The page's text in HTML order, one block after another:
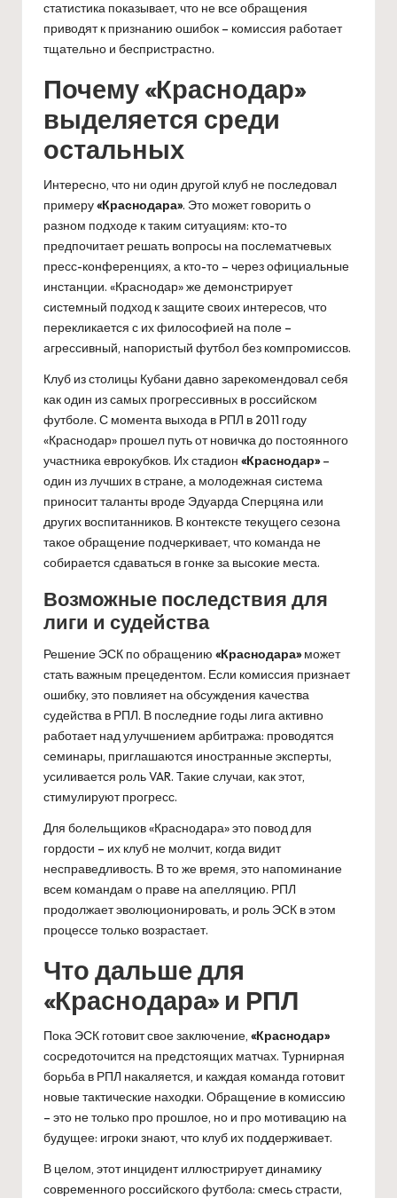
статистика показывает, что не все обращения
приводят к признанию ошибок – комиссия работает
тщательно и беспристрастно.
Почему «Краснодар»
выделяется среди
остальных
Интересно, что ни один другой клуб не последовал
примеру«Краснодара». Это может говорить о
разном подходе к таким ситуациям: кто-то
предпочитает решать вопросы на послематчевых
пресс-конференциях, а кто-то – через официальные
инстанции. «Краснодар» же демонстрирует
системный подход к защите своих интересов, что
перекликается с их философией на поле –
агрессивный, напористый футбол без компромиссов.
Клуб из столицы Кубани давно зарекомендовал себя
как один из самых прогрессивных в российском
футболе. С момента выхода в РПЛ в 2011 году
«Краснодар» прошел путь от новичка до постоянного
участника еврокубков. Их стадион «Краснодар»–
один из лучших в стране, а молодежная система
приносит таланты вроде Эдуарда Сперцяна или
других воспитанников. В контексте текущего сезона
такое обращение подчеркивает, что команда не
собирается сдаваться в гонке за высокие места.
Возможные последствия для
лиги и судейства
Решение ЭСК по обращению «Краснодара»может
стать важным прецедентом. Если комиссия признает
ошибку, это повлияет на обсуждения качества
судейства в РПЛ. В последние годы лига активно
работает над улучшением арбитража: проводятся
семинары, приглашаются иностранные эксперты,
усиливается роль VAR. Такие случаи, как этот,
стимулируют прогресс.
Для болельщиков «Краснодара» это повод для
гордости – их клуб не молчит, когда видит
несправедливость. В то же время, это напоминание
всем командам о праве на апелляцию. РПЛ
продолжает эволюционировать, и роль ЭСК в этом
процессе только возрастает.
Что дальше для
«Краснодара» и РПЛ
Пока ЭСК готовит свое заключение, «Краснодар»
сосредоточится на предстоящих матчах. Турнирная
борьба в РПЛ накаляется, и каждая команда готовит
новые тактические находки. Обращение в комиссию
– это не только про прошлое, но и про мотивацию на
будущее: игроки знают, что клуб их поддерживает.
В целом, этот инцидент иллюстрирует динамику
современного российского футбола: смесь страсти,